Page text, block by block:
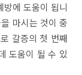
에 도움이 됩니
마시는 것이 중
갈증의 첫 번째
도움이 될 수 있